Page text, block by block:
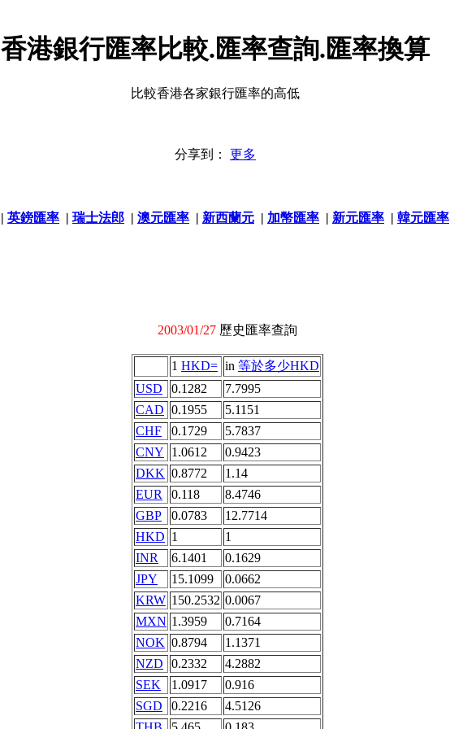
香港銀行匯率比較.匯率查詢.匯率換算
比較香港各家銀行匯率的高低
分享到： 更多
| 英鎊匯率 | 瑞士法郎 | 澳元匯率 | 新西蘭元 | 加幣匯率 | 新元匯率 | 韓元匯率
2003/01/27 歷史匯率查詢
1 HKD= in 等於多少HKD
USD
0.1282
7.7995
CAD 0.1955
5.1151
CHF
0.1729
5.7837
CNY
1.0612
0.9423
DKK 0.8772
1.14
EUR
0.118
8.4746
GBP
0.0783
12.7714
HKD 1
1
INR
6.1401
0.1629
JPY
15.1099
0.0662
KRW 150.2532 0.0067
MXN 1.3959
0.7164
NOK 0.8794
1.1371
NZD
0.2332
4.2882
SEK
1.0917
0.916
SGD
0.2216
4.5126